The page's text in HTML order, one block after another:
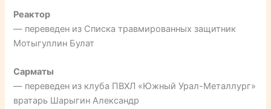
Реактор
— переведен из Списка травмированных защитник
Мотыгуллин Булат
Сарматы
— переведен из клуба ПВХЛ «Южный Урал-Металлург»
вратарь Шарыгин Александр